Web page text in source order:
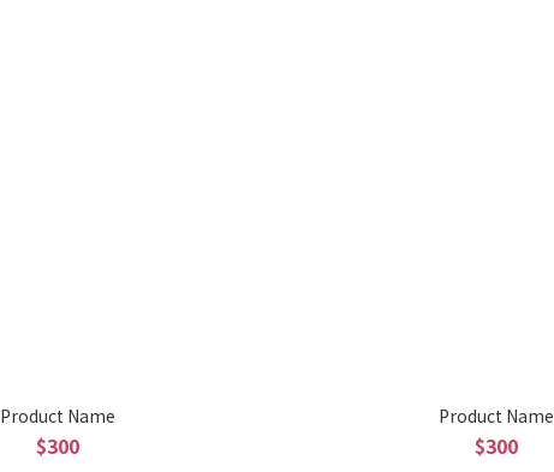
Product Name
$300
Product Name
$300